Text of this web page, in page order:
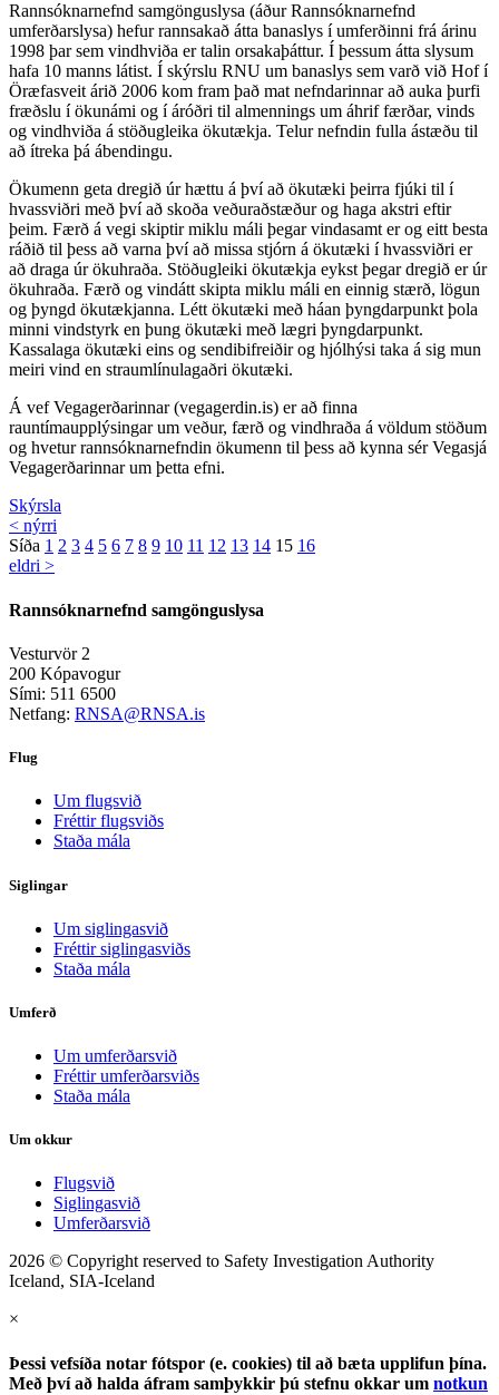
Rannsóknarnefnd samgönguslysa (áður Rannsóknarnefnd
umferðarslysa) hefur rannsakað átta banaslys í umferðinni frá árinu
1998 þar sem vindhviða er talin orsakaþáttur. Í þessum átta slysum
hafa 10 manns látist. Í skýrslu RNU um banaslys sem varð við Hof í
Öræfasveit árið 2006 kom fram það mat nefndarinnar að auka þurfi
fræðslu í ökunámi og í áróðri til almennings um áhrif færðar, vinds
og vindhviða á stöðugleika ökutækja. Telur nefndin fulla ástæðu til
að ítreka þá ábendingu.
Ökumenn geta dregið úr hættu á því að ökutæki þeirra fjúki til í
hvassviðri með því að skoða veðuraðstæður og haga akstri eftir
þeim. Færð á vegi skiptir miklu máli þegar vindasamt er og eitt besta
ráðið til þess að varna því að missa stjórn á ökutæki í hvassviðri er
að draga úr ökuhraða. Stöðugleiki ökutækja eykst þegar dregið er úr
ökuhraða. Færð og vindátt skipta miklu máli en einnig stærð, lögun
og þyngd ökutækjanna. Létt ökutæki með háan þyngdarpunkt þola
minni vindstyrk en þung ökutæki með lægri þyngdarpunkt.
Kassalaga ökutæki eins og sendibifreiðir og hjólhýsi taka á sig mun
meiri vind en straumlínulagaðri ökutæki.
Á vef Vegagerðarinnar (vegagerdin.is) er að finna
rauntímaupplýsingar um veður, færð og vindhraða á völdum stöðum
og hvetur rannsóknarnefndin ökumenn til þess að kynna sér Vegasjá
Vegagerðarinnar um þetta efni.
Skýrsla
< nýrri
Síða 1 2 3 4 5 6 7 8 9 10 11 12 13 14 15 16
eldri >
Rannsóknarnefnd samgönguslysa
Vesturvör 2
200 Kópavogur
Sími: 511 6500
Netfang: RNSA@RNSA.is
Flug
Um flugsvið
Fréttir flugsviðs
Staða mála
Siglingar
Um siglingasvið
Fréttir siglingasviðs
Staða mála
Umferð
Um umferðarsvið
Fréttir umferðarsviðs
Staða mála
Um okkur
Flugsvið
Siglingasvið
Umferðarsvið
2026 © Copyright reserved to Safety Investigation Authority
Iceland, SIA-Iceland
×
Þessi vefsíða notar fótspor (e. cookies) til að bæta upplifun þína.
Með því að halda áfram samþykkir þú stefnu okkar um notkun